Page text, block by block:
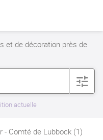
et de décoration près de
filter
actuelle
- Comté de Lubbock (1)